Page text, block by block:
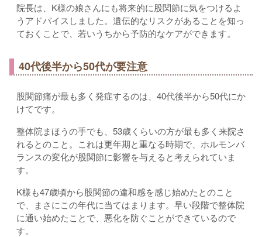
院長は、K様の娘さんにも将来的に股関節に気をつけるよ
うアドバイスしました。遺伝的なリスクがあることを知っ
ておくことで、若いうちから予防的なケアができます。
40代後半から50代が要注意
股関節痛が最も多く発症するのは、40代後半から50代にか
けてです。
整体院まほうの手でも、53歳くらいの方が最も多く来院さ
れるとのこと。これは更年期と重なる時期で、ホルモンバ
ランスの変化が股関節に影響を与えると考えられていま
す。
K様も47歳頃から股関節の違和感を感じ始めたとのこと
で、まさにこの年代に当てはまります。早い段階で整体院
に通い始めたことで、悪化を防ぐことができているので
す。